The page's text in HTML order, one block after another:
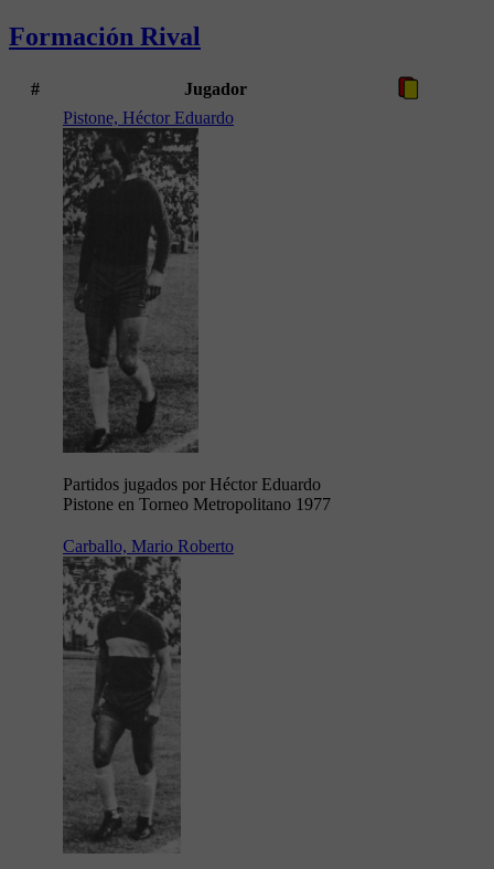
Formación Rival
#
Jugador
Pistone, Héctor Eduardo
Partidos jugados por Héctor Eduardo
Pistone en Torneo Metropolitano 1977
Carballo, Mario Roberto